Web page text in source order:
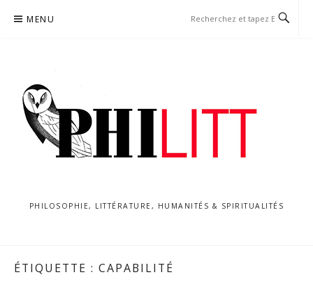
MENU
PHILOSOPHIE, LITTÉRATURE, HUMANITÉS & SPIRITUALITÉS
ÉTIQUETTE : CAPABILITÉ